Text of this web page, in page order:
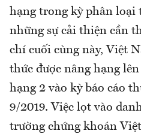
hạng trong kỳ phân loại
những sự cải thiện cần
chí cuối cùng này, Việt
thức được nâng hạng
hạng 2 vào kỳ báo cáo
9/2019. Việc lọt vào
trường chứng khoán